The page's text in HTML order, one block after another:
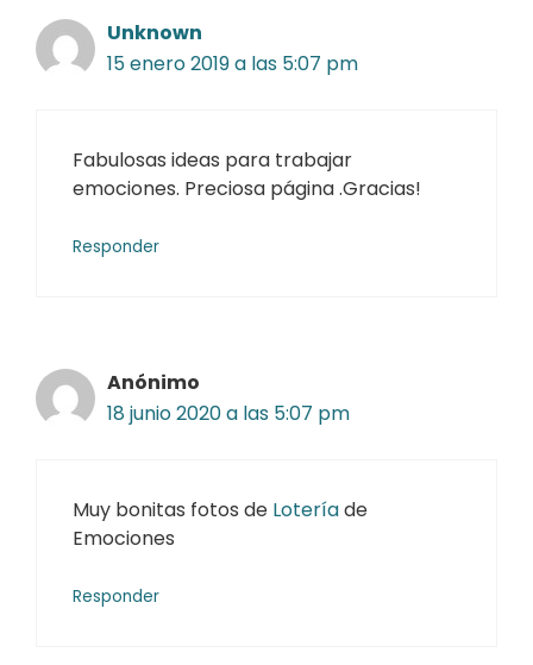
Unknown
15 enero 2019 a las 5:07 pm
Fabulosas ideas para trabajar
emociones. Preciosa página .Gracias!
Responder
Anónimo
18 junio 2020 a las 5:07 pm
Muy bonitas fotos de Loteríade
Emociones
Responder